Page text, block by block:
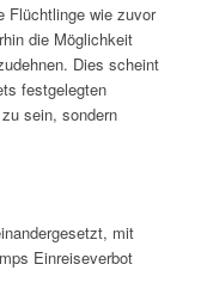
Flüchtlinge wie zuvor
die Möglichkeit
Dies scheint
festgelegten
sein, sondern
mit
Einreiseverbot